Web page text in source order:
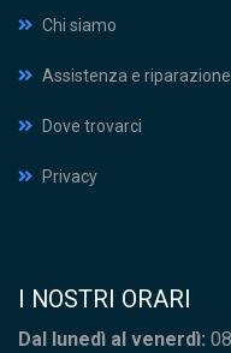
Chi siamo
Assistenza e riparazione
Dove trovarci
Privacy
I NOSTRI ORARI
Dal lunedì al venerdì: